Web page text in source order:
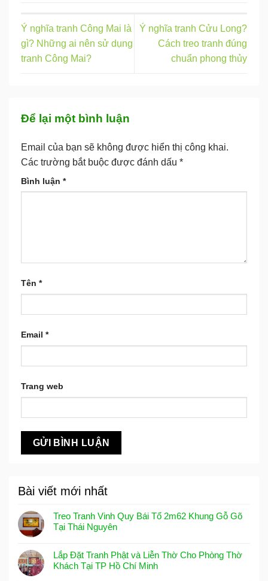
Ý nghĩa tranh Công Mai là
gì? Những ai nên sử dụng
tranh Công Mai?
Ý nghĩa tranh Cửu Long?
Cách treo tranh đúng
chuẩn phong thủy
Để lại một bình luận
Email của bạn sẽ không được hiển thị công khai.
Các trường bắt buộc được đánh dấu *
Bình luận *
Tên *
Email *
Trang web
Bài viết mới nhất
Treo Tranh Vinh Quy Bái Tổ 2m62 Khung Gỗ Gõ
Tại Thái Nguyên
Lắp Đặt Tranh Phật và Liễn Thờ Cho Phòng Thờ
Khách Tại TP Hồ Chí Minh